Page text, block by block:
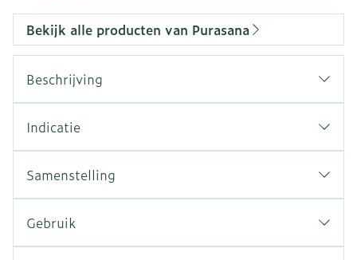
Bekijk alle producten van Purasana
Beschrijving
Indicatie
Samenstelling
Gebruik